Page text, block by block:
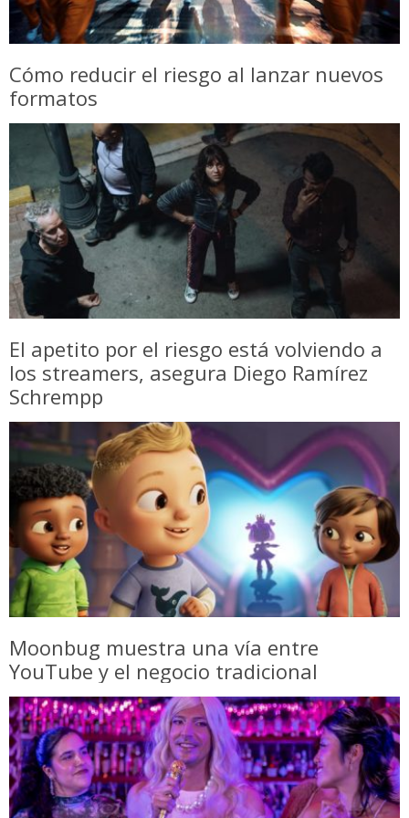
Cómo reducir el riesgo al lanzar nuevos
formatos
El apetito por el riesgo está volviendo a
los streamers, asegura Diego Ramírez
Schrempp
Moonbug muestra una vía entre
YouTube y el negocio tradicional